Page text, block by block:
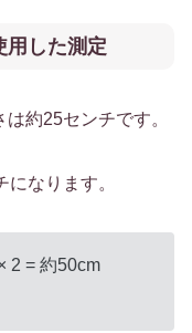
用した測定
約25センチです。
なります。
2 = 約50cm